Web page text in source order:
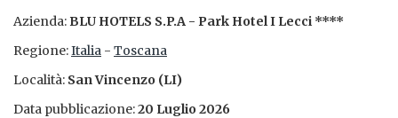
Azienda:BLU HOTELS S.P.A - Park Hotel I Lecci ****
Regione:Italia - Toscana
Località: San Vincenzo (LI)
Data pubblicazione:20 Luglio 2026